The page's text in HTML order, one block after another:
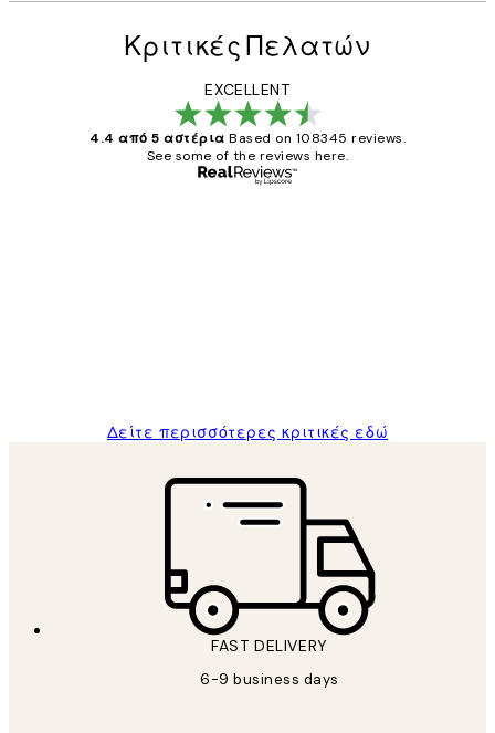
Κριτικές Πελατών
EXCELLENT
4.4 από 5 αστέρια Based on 108345 reviews.
See some of the reviews here.
Δείτε περισσότερες κριτικές εδώ
FAST DELIVERY
6-9 business days